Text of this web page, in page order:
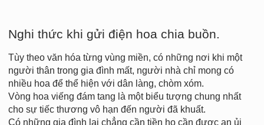
Nghi thức khi gửi điện hoa chia buồn.
Tùy theo văn hóa từng vùng miền, có những nơi khi một
người thân trong gia đình mất, người nhà chỉ mong có
nhiều hoa để thể hiện với dân làng, chòm xóm.
Vòng hoa viếng đám tang là một biểu tượng chung nhất
cho sự tiếc thương vô hạn đến người đã khuất.
Có những gia đình lại chẳng cần tiền họ cần được an ủi